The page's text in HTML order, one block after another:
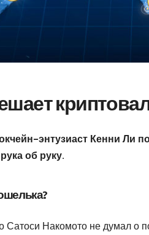
энтузиаст Кенни Ли
об руку.
Сатоси Накомото не думал о